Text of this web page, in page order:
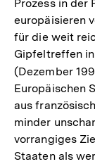
Prozess in der
europäisieren
für die weit
Gipfeltreffen
(Dezember
Europäischen
aus
minder
vorrangiges
Staaten als